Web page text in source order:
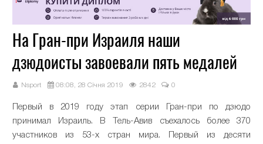
На Гран-при Израиля наши
дзюдоисты завоевали пять медалей
Nsport 08:08, 28 Січня 2019 2842 0
Первый в 2019 году этап серии Гран-при по дзюдо
принимал Израиль. В Тель-Авив съехалось более 370
участников из 53-х стран мира. Первый из десяти